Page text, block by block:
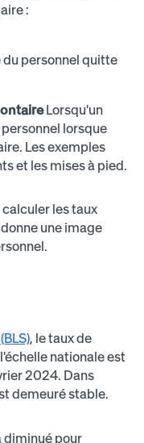
:
personnel quitte
Lorsqu'un
lorsque
Les exemples
et les mises à pied.
les taux
une image
, le taux de
nationale est
2024. Dans
demeuré stable.
diminué pour